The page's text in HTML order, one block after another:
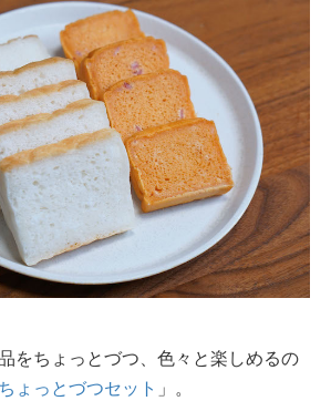
をちょっとづつ、色々と楽しめるの
ょっとづつセット 」。